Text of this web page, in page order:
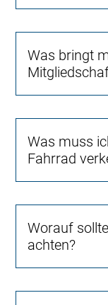
Was bringt
Was muss
Fahrrad
Worauf
achten?